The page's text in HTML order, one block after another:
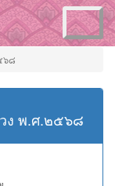
Toggle
navigation
๖๘
ง พ.ศ.๒๕๖๘